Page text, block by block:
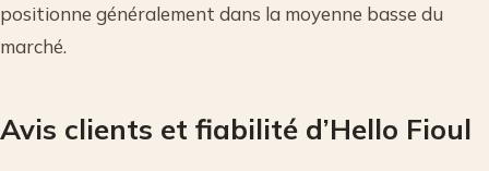
positionne généralement dans la moyenne basse du
marché.
Avis clients et fiabilité d’Hello Fioul